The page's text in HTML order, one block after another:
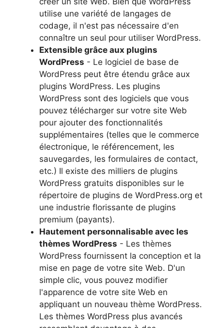
utilise une variété de langages de
codage, il n'est pas nécessaire d'en
connaître un seul pour utiliser WordPress.
Extensible grâce aux plugins
WordPress - Le logiciel de base de
WordPress peut être étendu grâce aux
plugins WordPress. Les plugins
WordPress sont des logiciels que vous
pouvez télécharger sur votre site Web
pour ajouter des fonctionnalités
supplémentaires (telles que le commerce
électronique, le référencement, les
sauvegardes, les formulaires de contact,
etc.) Il existe des milliers de plugins
WordPress gratuits disponibles sur le
répertoire de plugins de WordPress.org et
une industrie florissante de plugins
premium (payants).
Hautement personnalisable avec les
thèmes WordPress - Les thèmes
WordPress fournissent la conception et la
mise en page de votre site Web. D'un
simple clic, vous pouvez modifier
l'apparence de votre site Web en
appliquant un nouveau thème WordPress.
Les thèmes WordPress plus avancés